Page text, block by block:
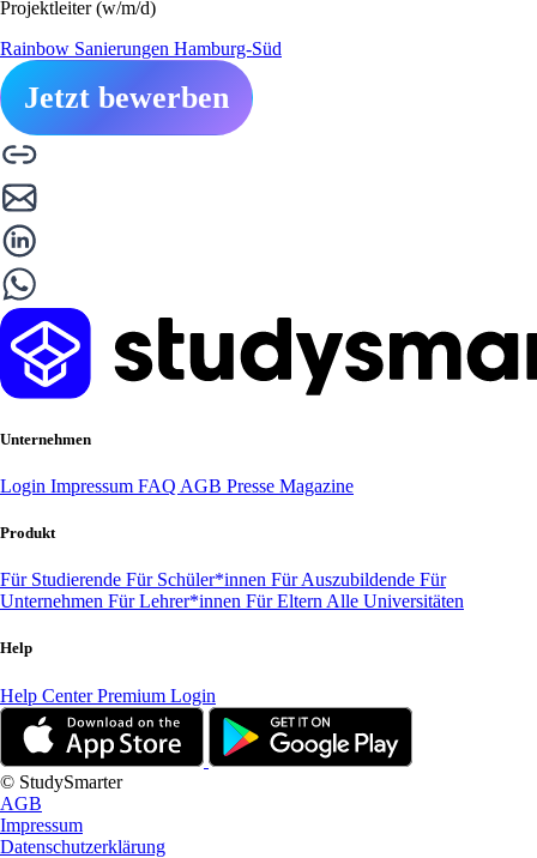
Projektleiter (w/m/d)
Rainbow Sanierungen Hamburg-Süd
Jetzt bewerben
Unternehmen
Login Impressum FAQ AGB Presse Magazine
Produkt
Für Studierende Für Schüler*innen Für Auszubildende Für
Unternehmen Für Lehrer*innen Für Eltern Alle Universitäten
Help
Help CenterPremium Login
© StudySmarter
AGB
Impressum
Datenschutzerklärung